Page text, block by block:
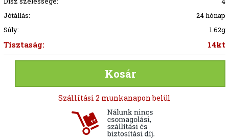
Jótállás:
24 hónap
Súly:
1.62g
Tisztaság: 14kt
Kosár
Szállítási 2 munkanapon belül